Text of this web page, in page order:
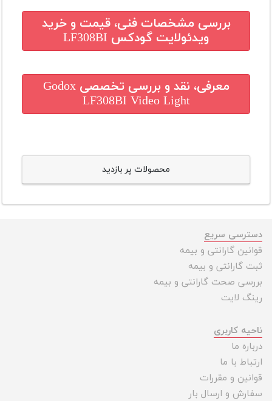
بررسی مشخصات فنی، قیمت و خرید
ویدئولایت گودکس LF308BI
معرفی، نقد و بررسی تخصصیGodox
LF308BI Video Light
محصولات پر بازدید
دسترسی سریع
قوانین گارانتی و بیمه
ثبت گارانتی و بیمه
بررسی صحت گارانتی و بیمه
رینگ لایت
ناحیه کاربری
درباره ما
ارتباط با ما
قوانین و مقررات
سفارش و ارسال بار